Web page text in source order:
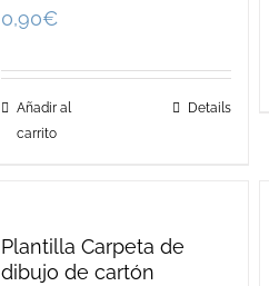
0,90€
Añadir al
carrito
Details
Plantilla Carpeta de
dibujo de cartón